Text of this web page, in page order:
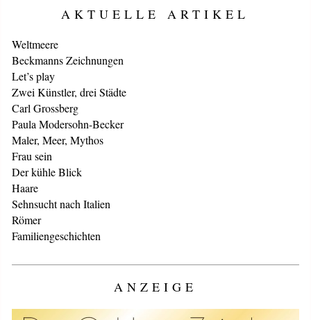
AKTUELLE ARTIKEL
Weltmeere
Beckmanns Zeichnungen
Let’s play
Zwei Künstler, drei Städte
Carl Grossberg
Paula Modersohn-Becker
Maler, Meer, Mythos
Frau sein
Der kühle Blick
Haare
Sehnsucht nach Italien
Römer
Familiengeschichten
ANZEIGE